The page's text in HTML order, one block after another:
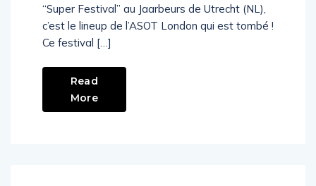
“Super Festival” au Jaarbeurs de Utrecht (NL),
c’est le lineup de l’ASOT London qui est tombé !
Ce festival […]
Read
More